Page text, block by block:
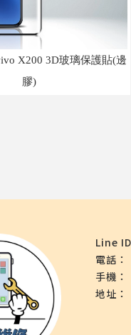
X200 3D玻璃保護貼(邊
膠)